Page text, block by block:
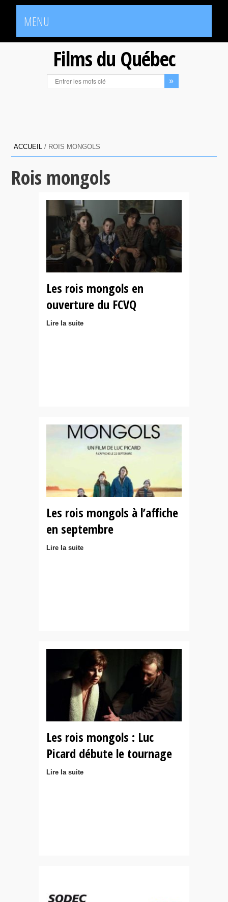
MENU
Films du Québec
ACCUEIL / ROIS MONGOLS
Rois mongols
Les rois mongols en
ouverture du FCVQ
Lire la suite
Les rois mongols à l’affiche
en septembre
Lire la suite
Les rois mongols : Luc
Picard débute le tournage
Lire la suite